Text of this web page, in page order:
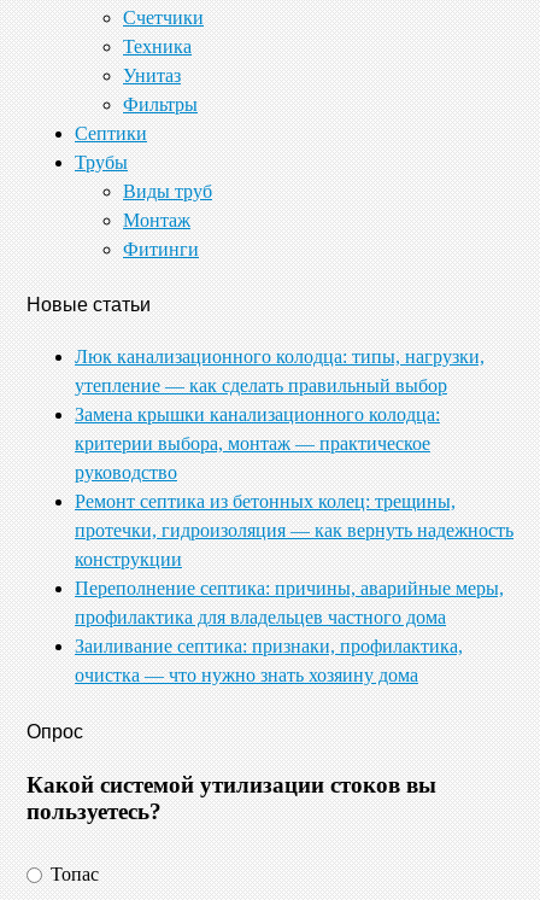
Счетчики
Техника
Унитаз
Фильтры
Септики
Трубы
Виды труб
Монтаж
Фитинги
Новые статьи
Люк канализационного колодца: типы, нагрузки,
утепление — как сделать правильный выбор
Замена крышки канализационного колодца:
критерии выбора, монтаж — практическое
руководство
Ремонт септика из бетонных колец: трещины,
протечки, гидроизоляция — как вернуть надежность
конструкции
Переполнение септика: причины, аварийные меры,
профилактика для владельцев частного дома
Заиливание септика: признаки, профилактика,
очистка — что нужно знать хозяину дома
Опрос
Какой системой утилизации стоков вы
пользуетесь?
Топас